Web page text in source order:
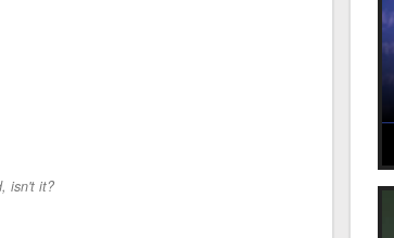
isn't it?